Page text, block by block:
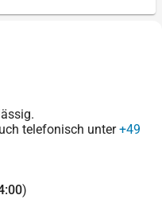
telefonisch unter+49
)